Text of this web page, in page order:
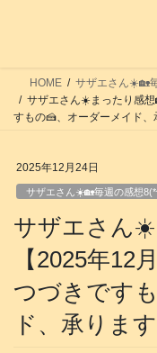
HOME
サザエさん☀️🏡
サザエさん☀️まったり感
すもの🍰、オーダーメイド
2025年12月24日
サザエさん☀️🏡毎週の感想
サザエさん
【2025年12
つづきです
ド、承りま